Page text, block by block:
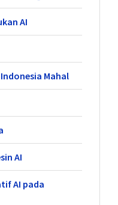
AI
Mahal
AI
AI pada